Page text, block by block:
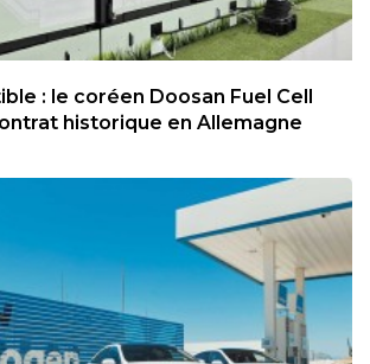
: le coréen Doosan Fuel Cell
historique en Allemagne